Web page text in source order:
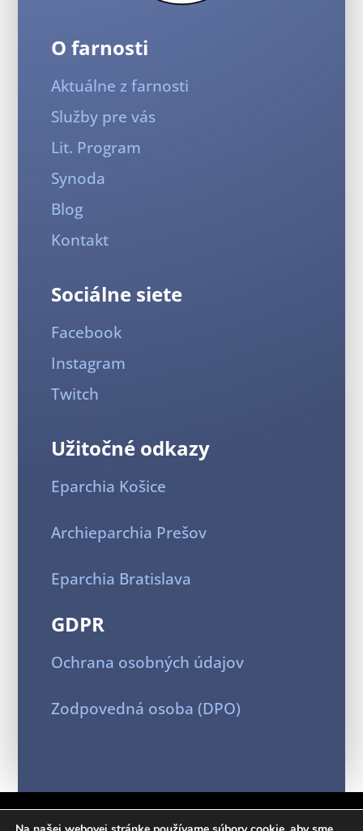
O farnosti
Aktuálne z farnosti
Služby pre vás
Lit. Program
Synoda
Blog
Kontakt
Sociálne siete
Facebook
Instagram
Twitch
Užitočné odkazy
Eparchia Košice
Archieparchia Prešov
Eparchia Bratislava
GDPR
Ochrana osobných údajov
Zodpovedná osoba (DPO)